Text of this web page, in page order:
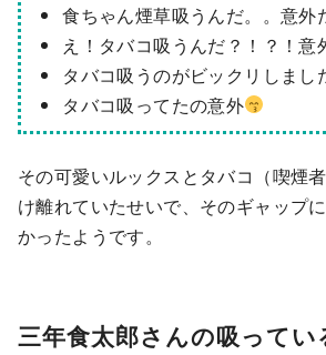
食ちゃん煙草吸うんだ。。意外
え！タバコ吸うんだ？！？！意
タバコ吸うのがビックリしまし
タバコ吸ってたの意外
その可愛いルックスとタバコ（喫煙
け離れていたせいで、そのギャップ
かったようです。
三年食太郎さんの吸って